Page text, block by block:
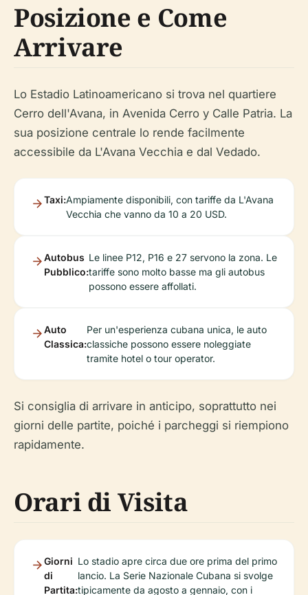
Posizione e Come
Arrivare
Lo Estadio Latinoamericano si trova nel quartiere
Cerro dell'Avana, in Avenida Cerro y Calle Patria. La
sua posizione centrale lo rende facilmente
accessibile da L'Avana Vecchia e dal Vedado.
Taxi:Ampiamente disponibili, con tariffe da L'Avana
Vecchia che vanno da 10 a 20 USD.
Autobus
Pubblico:
Le linee P12, P16 e 27 servono la zona. Le
tariffe sono molto basse ma gli autobus
possono essere affollati.
Auto
Classica:
Per un'esperienza cubana unica, le auto
classiche possono essere noleggiate
tramite hotel o tour operator.
Si consiglia di arrivare in anticipo, soprattutto nei
giorni delle partite, poiché i parcheggi si riempiono
rapidamente.
Orari di Visita
Giorni
di
Partita:
Lo stadio apre circa due ore prima del primo
lancio. La Serie Nazionale Cubana si svolge
tipicamente da agosto a gennaio, con i